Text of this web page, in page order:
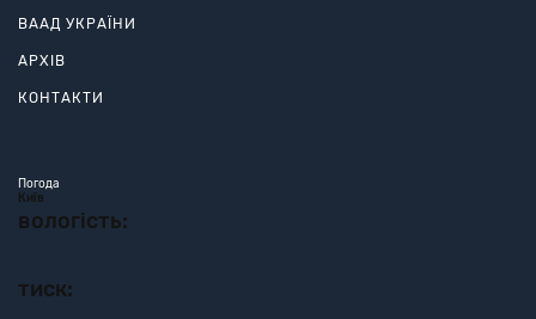
ВААД УКРАЇНИ
АРХІВ
КОНТАКТИ
Погода
Київ
вологість:
тиск: